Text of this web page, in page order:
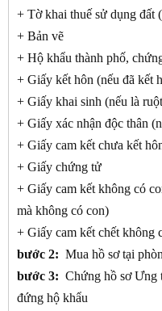
+ Tờ khai thuế sử dụng đất
+ Bản vẽ
+ Hộ khẩu thành phố,
+ Giấy kết hôn (nếu đã kết
+ Giấy khai sinh (nếu là
+ Giấy xác nhận độc thân
+ Giấy cam kết chưa kết
+ Giấy chứng tử
+ Giấy cam kết không có
mà không có con)
+ Giấy cam kết chết không
bước 2: Mua hồ sơ tại
bước 3: Chứng hồ sơ
đứng hộ khẩu